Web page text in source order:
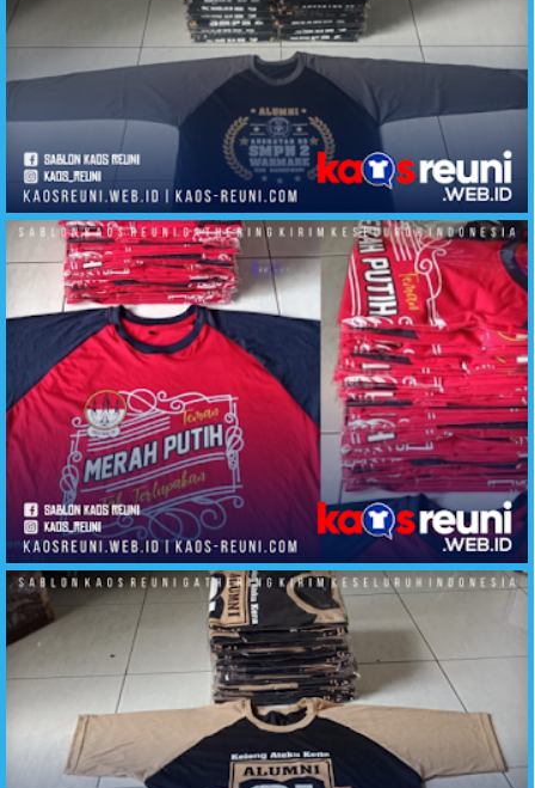
Sablon Kaos Alumni SMP2 Warmare Manokwari
Kaos Reuni Teman Tak Terlupakan Merah Putih